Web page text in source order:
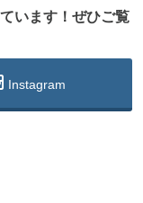
います！ぜひご覧
Instagram